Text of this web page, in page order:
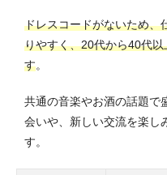
ドレスコードがないため、
りやすく、20代から40代
す。
共通の音楽やお酒の話題で
会いや、新しい交流を楽し
す。